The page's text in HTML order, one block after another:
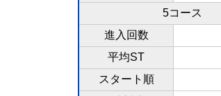
5コース
進入回数
平均ST
スタート順